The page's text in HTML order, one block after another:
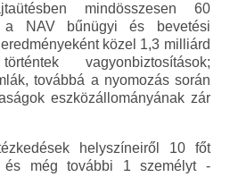
mindösszesen 60
a NAV bűnügyi és bevetési
közel 1,3 milliárd
vagyonbiztosítások;
továbbá a nyomozás során
eszközállományának zár
helyszíneiről 10 főt
még további 1 személyt -